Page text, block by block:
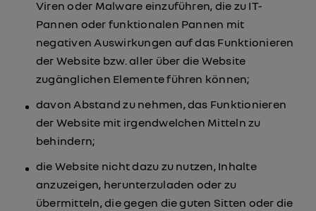
Viren oder Malware einzuführen, die zu IT-
Pannen oder funktionalen Pannen mit
negativen Auswirkungen auf das Funktionieren
der Website bzw. aller über die Website
zugänglichen Elemente führen können;
davon Abstand zu nehmen, das Funktionieren
der Website mit irgendwelchen Mitteln zu
behindern;
die Website nicht dazu zu nutzen, Inhalte
anzuzeigen, herunterzuladen oder zu
übermitteln, die gegen die guten Sitten oder die